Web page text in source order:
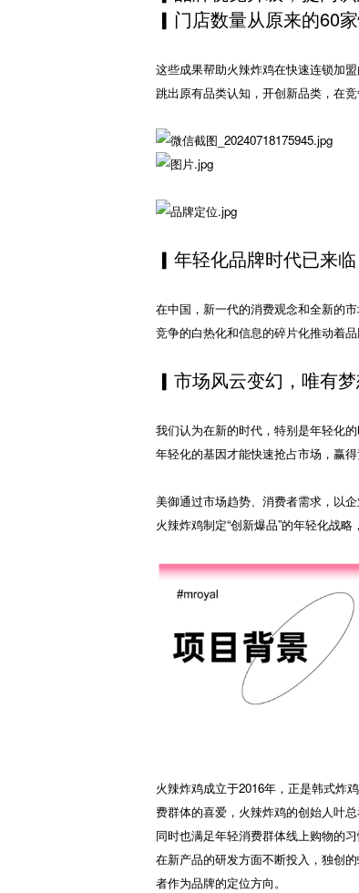
▎门店数量从原来的60
这些成果帮助火辣炸鸡在快速连锁加
跳出原有品类认知，开创新品类，在
▎年轻化品牌时代已来临
在中国，新一代的消费观念和全新的
竞争的白热化和信息的碎片化推动着
▎市场风云变幻，唯有梦
我们认为在新的时代，特别是年轻化
年轻化的基因才能快速抢占市场，赢得
美御通过市场趋势、消费者需求，以
火辣炸鸡制定“创新爆品”的年轻化战
火辣炸鸡成立于2016年，正是韩式炸
费群体的喜爱，火辣炸鸡的创始人叶
同时也满足年轻消费群体线上购物的
在新产品的研发方面不断投入，独创
者作为品牌的定位方向。